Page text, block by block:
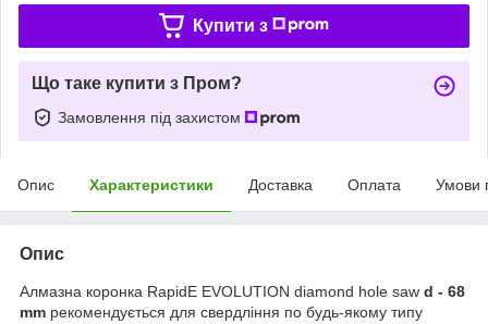
Купити з
Що таке купити з Пром?
Замовлення під захистом
Опис Характеристики Доставка Оплата Умови
Опис
Алмазна коронка RapidE EVOLUTION diamond hole saw d - 68
mm рекомендується для свердління по будь-якому типу